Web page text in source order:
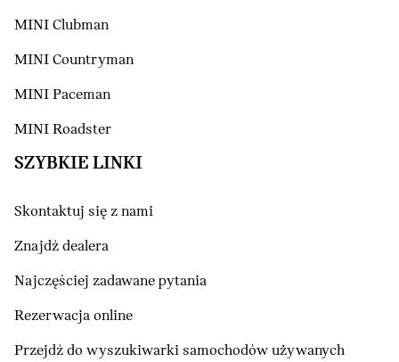
MINI Clubman
MINI Countryman
MINI Paceman
MINI Roadster
SZYBKIE LINKI
Skontaktuj się z nami
Znajdź dealera
Najczęściej zadawane pytania
Rezerwacja online
Przejdź do wyszukiwarki samochodów używanych